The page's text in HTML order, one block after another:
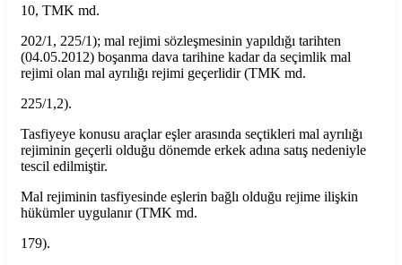
10, TMK md.
202/1, 225/1); mal rejimi sözleşmesinin yapıldığı tarihten
(04.05.2012) boşanma dava tarihine kadar da seçimlik mal
rejimi olan mal ayrılığı rejimi geçerlidir (TMK md.
225/1,2).
Tasfiyeye konusu araçlar eşler arasında seçtikleri mal ayrılığı
rejiminin geçerli olduğu dönemde erkek adına satış nedeniyle
tescil edilmiştir.
Mal rejiminin tasfiyesinde eşlerin bağlı olduğu rejime ilişkin
hükümler uygulanır (TMK md.
179).